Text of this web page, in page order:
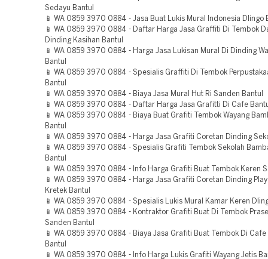
Sedayu Bantul
📱 WA 0859 3970 0884 - Jasa Buat Lukis Mural Indonesia Dlingo
📱 WA 0859 3970 0884 - Daftar Harga Jasa Graffiti Di Tembok
Dinding Kasihan Bantul
📱 WA 0859 3970 0884 - Harga Jasa Lukisan Mural Di Dinding
Bantul
📱 WA 0859 3970 0884 - Spesialis Graffiti Di Tembok
Bantul
📱 WA 0859 3970 0884 - Biaya Jasa Mural Hut Ri Sanden Bantul
📱 WA 0859 3970 0884 - Daftar Harga Jasa Grafitti Di Cafe
📱 WA 0859 3970 0884 - Biaya Buat Grafiti Tembok Wayang
Bantul
📱 WA 0859 3970 0884 - Harga Jasa Grafiti Coretan Dinding
📱 WA 0859 3970 0884 - Spesialis Grafiti Tembok Sekolah
Bantul
📱 WA 0859 3970 0884 - Info Harga Grafiti Buat Tembok Keren
📱 WA 0859 3970 0884 - Harga Jasa Grafiti Coretan Dinding
Kretek Bantul
📱 WA 0859 3970 0884 - Spesialis Lukis Mural Kamar Keren
📱 WA 0859 3970 0884 - Kontraktor Grafiti Buat Di Tembok
Sanden Bantul
📱 WA 0859 3970 0884 - Biaya Jasa Grafiti Buat Tembok Di
Bantul
📱 WA 0859 3970 0884 - Info Harga Lukis Grafiti Wayang Jetis